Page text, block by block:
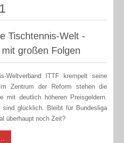
Tischtennis-Welt -
großen Folgen
Weltverband ITTF krempelt seine
Zentrum der Reform stehen die
mit deutlich höheren Preisgeldern.
glücklich. Bleibt für Bundesliga
überhaupt noch Zeit?